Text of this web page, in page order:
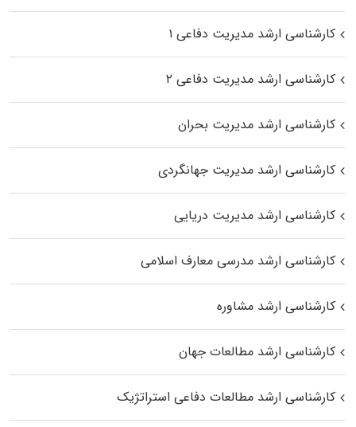
کارشناسی ارشد مدیریت دفاعی ۱
کارشناسی ارشد مدیریت دفاعی ۲
کارشناسی ارشد مدیریت بحران
کارشناسی ارشد مدیریت جهانگردی
کارشناسی ارشد مدیریت دریایی
کارشناسی ارشد مدرسی معارف اسلامی
کارشناسی ارشد مشاوره
کارشناسی ارشد مطالعات جهان
کارشناسی ارشد مطالعات دفاعی استراتژیک